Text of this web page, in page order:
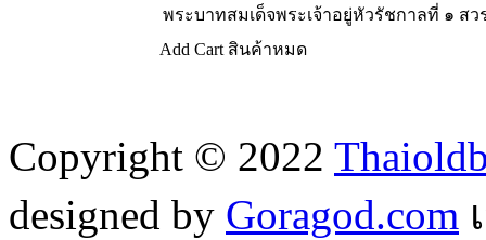
พระบาทสมเด็จพระเจ้าอยู่หัวรัชกาลที่ ๑ สว
Add Cart สินค้าหมด
Copyright © 2022
designed by Goragod.com